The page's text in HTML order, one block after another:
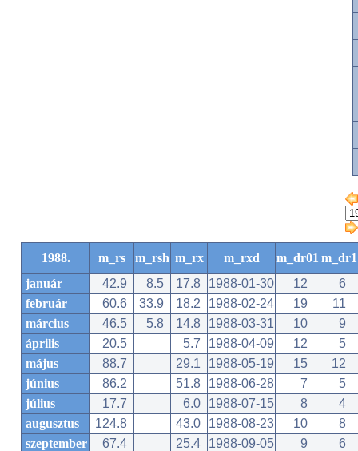
1988. m_rs m_rsh m_rx m_rxd m_dr01 m_dr1
január
42.9 8.5 17.8 1988-01-30 12
6
február
60.6 33.9 18.2 1988-02-24 19
11
március
46.5 5.8 14.8 1988-03-31 10
9
április
20.5 5.7 1988-04-09 12
5
május
88.7 29.1 1988-05-19 15
12
június
86.2 51.8 1988-06-28 7
5
július
17.7 6.0 1988-07-15 8
4
augusztus
124.8 43.0 1988-08-23 10
8
szeptember
67.4 25.4 1988-09-05 9
6